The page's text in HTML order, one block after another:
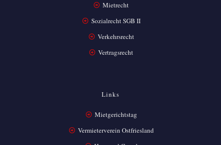
Mietrecht
Sozialrecht SGB II
Verkehrsrecht
Vertragsrecht
Links
Mietgerichtstag
Vermieterverein Ostfriesland